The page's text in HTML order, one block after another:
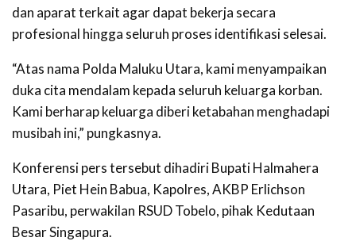
dan aparat terkait agar dapat bekerja secara
profesional hingga seluruh proses identifikasi selesai.
“Atas nama Polda Maluku Utara, kami menyampaikan
duka cita mendalam kepada seluruh keluarga korban.
Kami berharap keluarga diberi ketabahan menghadapi
musibah ini,” pungkasnya.
Konferensi pers tersebut dihadiri Bupati Halmahera
Utara, Piet Hein Babua, Kapolres, AKBP Erlichson
Pasaribu, perwakilan RSUD Tobelo, pihak Kedutaan
Besar Singapura.